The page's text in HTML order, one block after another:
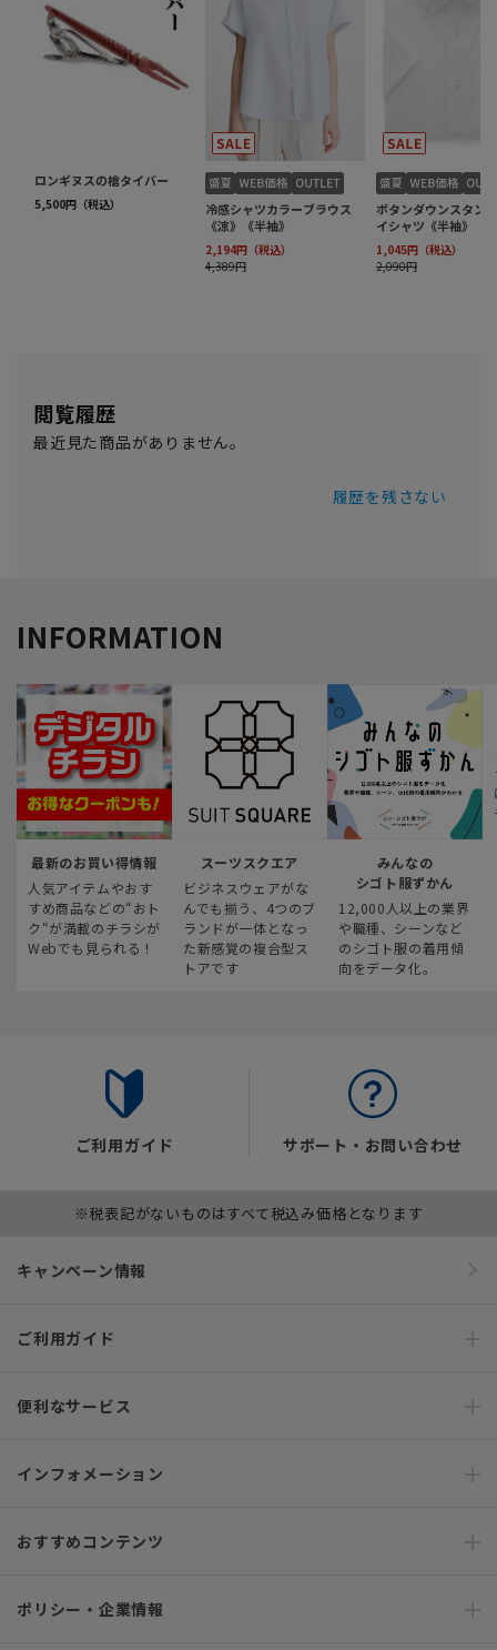
閲覧履歴
最近見た商品がありません。
履歴を残さない
INFORMATION
最新のお買い得情報
人気アイテムやおす
すめ商品などの“おト
ク“が満載のチラシが
Webでも見られる！
スーツスクエア
ビジネスウェアがな
んでも揃う、4つのブ
ランドが一体となっ
た新感覚の複合型ス
トアです
みんなの
シゴト服ずかん
12,000人以上の業界
や職種、シーンなど
のシゴト服の着用傾
向をデータ化。
ご利用ガイド サポート・お問い合わせ
※税表記がないものはすべて税込み価格となります
キャンペーン情報
ご利用ガイド
便利なサービス
インフォメーション
おすすめコンテンツ
ポリシー・企業情報